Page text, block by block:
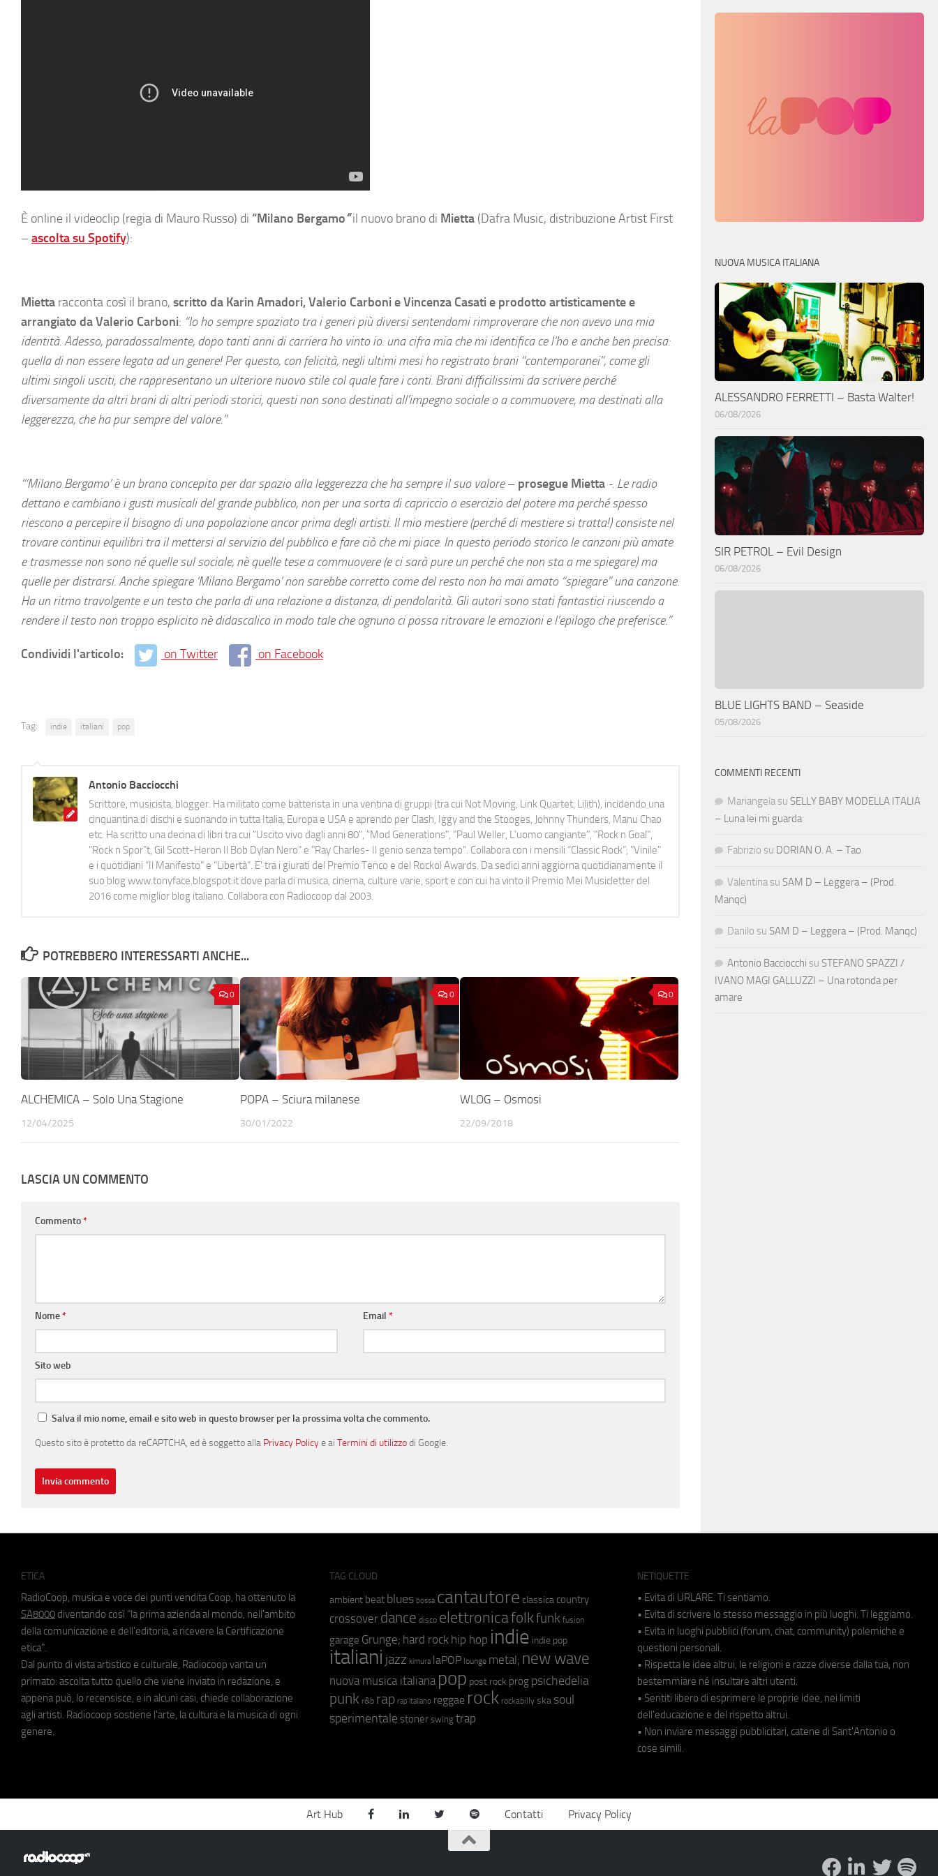
È online il videoclip (regia di Mauro Russo) di “Milano Bergamo”il nuovo brano di Mietta (Dafra Music, distribuzione Artist First
–ascolta su Spotify):
Mietta racconta così il brano, scritto da Karin Amadori, Valerio Carboni e Vincenza Casati e prodotto artisticamente e
arrangiato da Valerio Carboni: “Io ho sempre spaziato tra i generi più diversi sentendomi rimproverare che non avevo una mia
identità. Adesso, paradossalmente, dopo tanti anni di carriera ho vinto io: una cifra mia che mi identifica ce l’ho e anche ben precisa:
quella di non essere legata ad un genere! Per questo, con felicità, negli ultimi mesi ho registrato brani “contemporanei”, come gli
ultimi singoli usciti, che rappresentano un ulteriore nuovo stile col quale fare i conti. Brani difficilissimi da scrivere perché
diversamente da altri brani di altri periodi storici, questi non sono destinati all’impegno sociale o a commuovere, ma destinati alla
leggerezza, che ha pur sempre del valore.”
“’Milano Bergamo’ è un brano concepito per dar spazio alla leggerezza che ha sempre il suo valore– prosegue Mietta -. Le radio
dettano e cambiano i gusti musicali del grande pubblico, non per una sorta di capriccio o esercizio del potere ma perché spesso
riescono a percepire il bisogno di una popolazione ancor prima degli artisti. Il mio mestiere (perché di mestiere si tratta!) consiste nel
trovare continui equilibri tra il mettersi al servizio del pubblico e fare ciò che mi piace. In questo periodo storico le canzoni più amate
e trasmesse non sono né quelle sul sociale, nè quelle tese a commuovere (e ci sarà pure un perché che non sta a me spiegare) ma
quelle per distrarsi. Anche spiegare ‘Milano Bergamo’ non sarebbe corretto come del resto non ho mai amato “spiegare” una canzone.
Ha un ritmo travolgente e un testo che parla di una relazione a distanza, di pendolarità. Gli autori sono stati fantastici riuscendo a
rendere il testo non troppo esplicito nè didascalico in modo tale che ognuno ci possa ritrovare le emozioni e l’epilogo che preferisce.”
Condividi l'articolo: on Twitter on Facebook
Tag: indie italiani pop
Antonio Bacciocchi
Scrittore, musicista, blogger. Ha militato come batterista in una ventina di gruppi (tra cui Not Moving, Link Quartet, Lilith), incidendo una
cinquantina di dischi e suonando in tutta Italia, Europa e USA e aprendo per Clash, Iggy and the Stooges, Johnny Thunders, Manu Chao
etc. Ha scritto una decina di libri tra cui "Uscito vivo dagli anni 80", "Mod Generations", "Paul Weller, L’uomo cangiante", "Rock n Goal",
"Rock n Spor"t, Gil Scott-Heron Il Bob Dylan Nero" e "Ray Charles- Il genio senza tempo". Collabora con i mensili “Classic Rock”, "Vinile"
e i quotidiani “Il Manifesto” e “Libertà”. E' tra i giurati del Premio Tenco e del Rockol Awards. Da sedici anni aggiorna quotidianamente il
suo blog www.tonyface.blogspot.it dove parla di musica, cinema, culture varie, sport e con cui ha vinto il Premio Mei Musicletter del
2016 come miglior blog italiano. Collabora con Radiocoop dal 2003.
POTREBBERO INTERESSARTI ANCHE...
0
ALCHEMICA – Solo Una Stagione
12/04/2025
0
POPA – Sciura milanese
30/01/2022
0
WLOG – Osmosi
22/09/2018
LASCIA UN COMMENTO
Commento*
Nome* Email*
Sito web
Salva il mio nome, email e sito web in questo browser per la prossima volta che commento.
Questo sito è protetto da reCAPTCHA, ed è soggetto alla Privacy Policye ai Termini di utilizzodi Google.
NUOVA MUSICA ITALIANA
ALESSANDRO FERRETTI – Basta Walter!
06/08/2026
SIR PETROL – Evil Design
06/08/2026
BLUE LIGHTS BAND – Seaside
05/08/2026
COMMENTI RECENTI
Mariangela su SELLY BABY MODELLA ITALIA
– Luna lei mi guarda
Fabrizio su DORIAN O. A. – Tao
Valentina su SAM D – Leggera – (Prod.
Manqc)
Danilo su SAM D – Leggera – (Prod. Manqc)
Antonio Bacciocchi su STEFANO SPAZZI /
IVANO MAGI GALLUZZI – Una rotonda per
amare
ETICA
RadioCoop, musica e voce dei punti vendita Coop, ha ottenuto la
SA8000 diventando così "la prima azienda al mondo, nell'ambito
della comunicazione e dell'editoria, a ricevere la Certificazione
etica".
Dal punto di vista artistico e culturale, Radiocoop vanta un
primato: ascolta tutto quello che viene inviato in redazione, e
appena può, lo recensisce, e in alcuni casi, chiede collaborazione
agli artisti. Radiocoop sostiene l'arte, la cultura e la musica di ogni
genere.
TAG CLOUD
ambient beat blues bossa cantautore classica country
crossover dance disco elettronicafolkfunk fusion
garage Grunge; hard rock hip hop indie indie pop
italiani jazz kimura laPOP lounge metal; new wave
nuova musica italiana pop post rock prog psichedelia
punk r&b rap rap italiano reggae rock rockabilly ska soul
sperimentale stoner swing trap
NETIQUETTE
• Evita di URLARE. Ti sentiamo.
• Evita di scrivere lo stesso messaggio in più luoghi. Ti leggiamo.
• Evita in luoghi pubblici (forum, chat, community) polemiche e
questioni personali.
• Rispetta le idee altrui, le religioni e razze diverse dalla tua, non
bestemmiare né insultare altri utenti.
• Sentiti libero di esprimere le proprie idee, nei limiti
dell'educazione e del rispetto altrui.
• Non inviare messaggi pubblicitari, catene di Sant'Antonio o
cose simili.
Art Hub Contatti Privacy Policy